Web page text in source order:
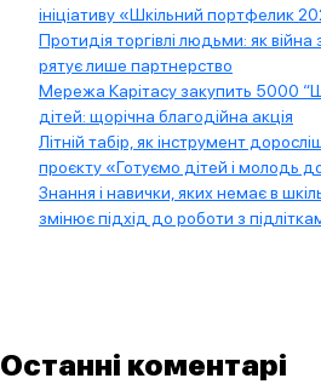
ініціативу «Шкільний портфелик
Протидія торгівлі людьми: як
рятує лише партнерство
Мережа Карітасу закупить 5000
дітей: щорічна благодійна акція
Літній табір, як інструмент
проєкту «Готуємо дітей і молодь
Знання і навички, яких немає в
змінює підхід до роботи з
Останні коментарі